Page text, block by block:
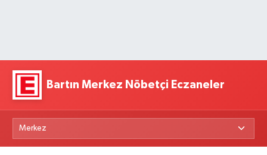
Bartın Merkez Nöbetçi Eczaneler